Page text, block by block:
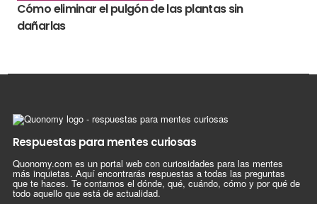
Cómo eliminar el pulgón de las plantas sin
dañarlas
Respuestas para mentes curiosas
Quonomy.com es un portal web con curiosidades para las mentes
más inquietas. Aquí encontrarás respuestas a todas las preguntas
que te haces. Te contamos el dónde, qué, cuándo, cómo y por qué de
todo aquello que está de actualidad.